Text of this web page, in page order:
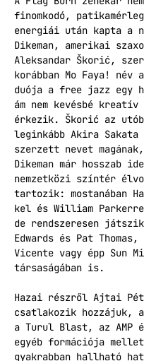
finomkodó,
energiái után kapta a
Dikeman, amerikai
Aleksandar Škorić,
korábban Mo Faya!
duója a free jazz egy
ám nem kevésbé
érkezik. Škorić az
leginkább Akira
szerzett nevet
Dikeman már hosszab
nemzetközi színtér
tartozik: mostanában
kel és William
de rendszeresen
Edwards és Pat
Vicente vagy épp Sun
társaságában is.
Hazai részről Ajtai
csatlakozik hozzájuk,
a Turul Blast, az AMP
egyéb formációja
gyakrabban hallható